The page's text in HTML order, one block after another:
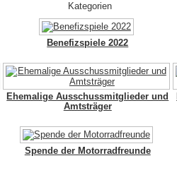
Kategorien
Benefizspiele 2022
Ehemalige Ausschussmitglieder und
Amtsträger
Spende der Motorradfreunde